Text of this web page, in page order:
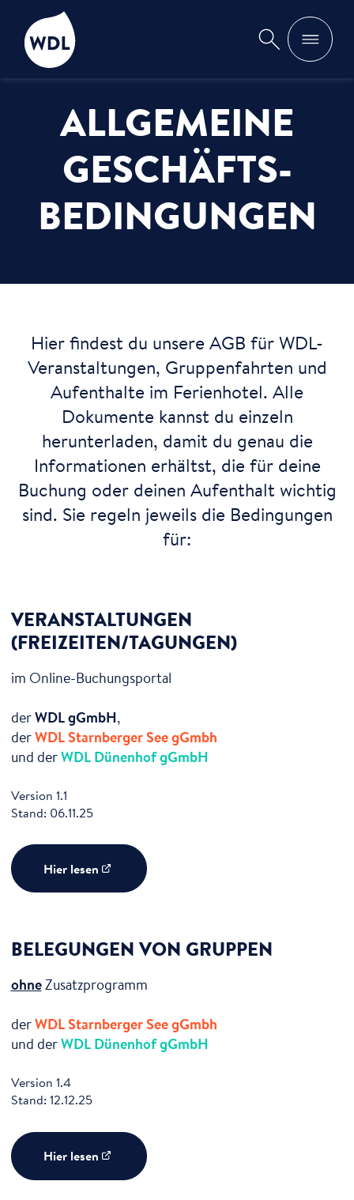
WDL
Suche
ALLGEMEINE
GESCHÄFTS­
BEDINGUNGEN
Hier findest du unsere AGB für WDL-
Veranstaltungen, Gruppenfahrten und
Aufenthalte im Ferienhotel. Alle
Dokumente kannst du einzeln
herunterladen, damit du genau die
Informationen erhältst, die für deine
Buchung oder deinen Aufenthalt wichtig
sind. Sie regeln jeweils die Bedingungen
für:
VERAN­STALTUNGEN
(FREIZEITEN/TAGUNGEN)
im Online-Buchungsportal
derWDL gGmbH,
derWDL Starnberger See gGmbh
und derWDL Dünenhof gGmbH
Version 1.1
Stand: 06.11.25
Hier lesen
BELEGUNGEN VON GRUPPEN
ohneZusatzprogramm
derWDL Starnberger See gGmbh
und derWDL Dünenhof gGmbH
Version 1.4
Stand: 12.12.25
Hier lesen